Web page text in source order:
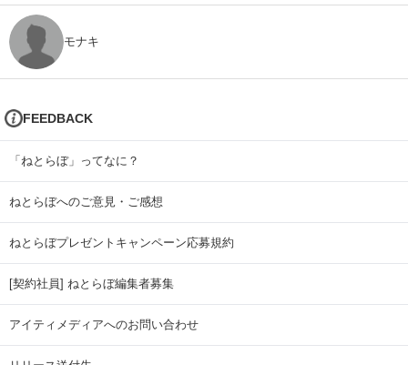
モナキ
FEEDBACK
「ねとらぼ」ってなに？
ねとらぼへのご意見・ご感想
ねとらぼプレゼントキャンペーン応募規約
[契約社員] ねとらぼ編集者募集
アイティメディアへのお問い合わせ